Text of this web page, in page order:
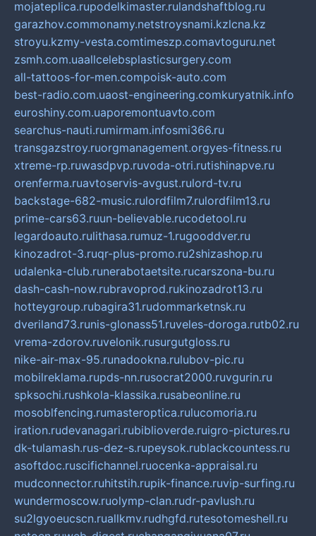
mojateplica.rupodelkimaster.rulandshaftblog.ru
garazhov.commonamy.netstroysnami.kzlcna.kz
stroyu.kzmy-vesta.comtimeszp.comavtoguru.net
zsmh.com.uaallcelebsplasticsurgery.com
all-tattoos-for-men.compoisk-auto.com
best-radio.com.uaost-engineering.comkuryatnik.info
euroshiny.com.uaporemontuavto.com
searchus-nauti.rumirmam.infosmi366.ru
transgazstroy.ruorgmanagement.orgyes-fitness.ru
xtreme-rp.ruwasdpvp.ruvoda-otri.rutishinapve.ru
orenferma.ruavtoservis-avgust.rulord-tv.ru
backstage-682-music.rulordfilm7.rulordfilm13.ru
prime-cars63.ruun-believable.rucodetool.ru
legardoauto.rulithasa.rumuz-1.rugooddver.ru
kinozadrot-3.ruqr-plus-promo.ru2shizashop.ru
udalenka-club.runerabotaetsite.rucarszona-bu.ru
dash-cash-now.rubravoprod.rukinozadrot13.ru
hotteygroup.rubagira31.rudommarketnsk.ru
dveriland73.runis-glonass51.ruveles-doroga.rutb02.ru
vrema-zdorov.ruvelonik.rusurgutgloss.ru
nike-air-max-95.runadookna.rulubov-pic.ru
mobilreklama.rupds-nn.rusocrat2000.ruvgurin.ru
spksochi.rushkola-klassika.rusabeonline.ru
mosoblfencing.rumasteroptica.rulucomoria.ru
iration.rudevanagari.rubiblioverde.ruigro-pictures.ru
dk-tulamash.rus-dez-s.rupeysok.rublackcountess.ru
asoftdoc.ruscifichannel.ruocenka-appraisal.ru
mudconnector.ruhitstih.rupik-finance.ruvip-surfing.ru
wundermoscow.ruolymp-clan.rudr-pavlush.ru
su2lgyoeucscn.ruallkmv.rudhgfd.rutesotomeshell.ru